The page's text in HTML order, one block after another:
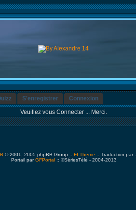
S'enregistrer
Connexion
Veuillez vous Connecter ... Merci.
© 2001, 2005 phpBB Group :: FI Theme :: Traduction par :
Portail parGFPortal:: ©SériesTélé - 2004-2013